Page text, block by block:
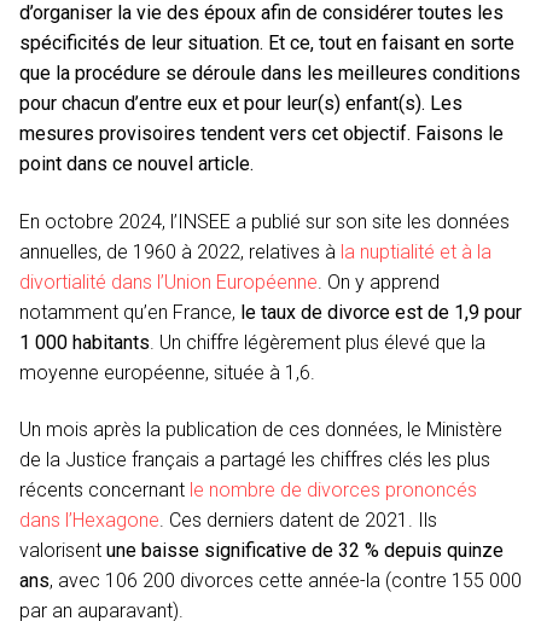
d’organiser la vie des époux afin de considérer toutes les
spécificités de leur situation. Et ce, tout en faisant en sorte
que la procédure se déroule dans les meilleures conditions
pour chacun d’entre eux et pour leur(s) enfant(s). Les
mesures provisoires tendent vers cet objectif. Faisons le
point dans ce nouvel article.
En octobre 2024, l’INSEE a publié sur son site les données
annuelles, de 1960 à 2022, relatives à la nuptialité et à la
divortialité dans l’Union Européenne . On y apprend
notamment qu’en France, le taux de divorce est de 1,9 pour
1 000 habitants . Un chiffre légèrement plus élevé que la
moyenne européenne, située à 1,6.
Un mois après la publication de ces données, le Ministère
de la Justice français a partagé les chiffres clés les plus
récents concernant le nombre de divorces prononcés
dans l’Hexagone. Ces derniers datent de 2021. Ils
valorisent une baisse significative de 32 % depuis quinze
ans, avec 106 200 divorces cette année-la (contre 155 000
par an auparavant).